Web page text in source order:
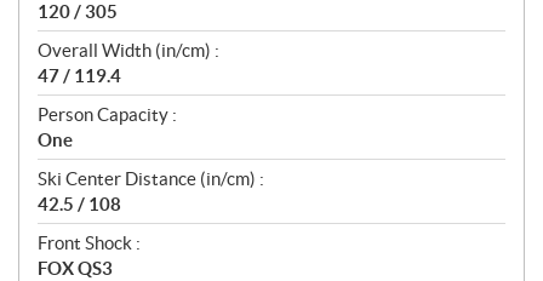
120 / 305
Overall Width (in/cm) :
47 / 119.4
Person Capacity :
One
Ski Center Distance (in/cm) :
42.5 / 108
Front Shock :
FOX QS3